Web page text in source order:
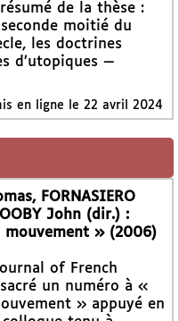
de la thèse :
moitié du
les doctrines
d’utopiques —
en ligne le 22 avril 2024
FORNASIERO
John (dir.) :
mouvement » (2006)
of French
un numéro à «
» appuyé en